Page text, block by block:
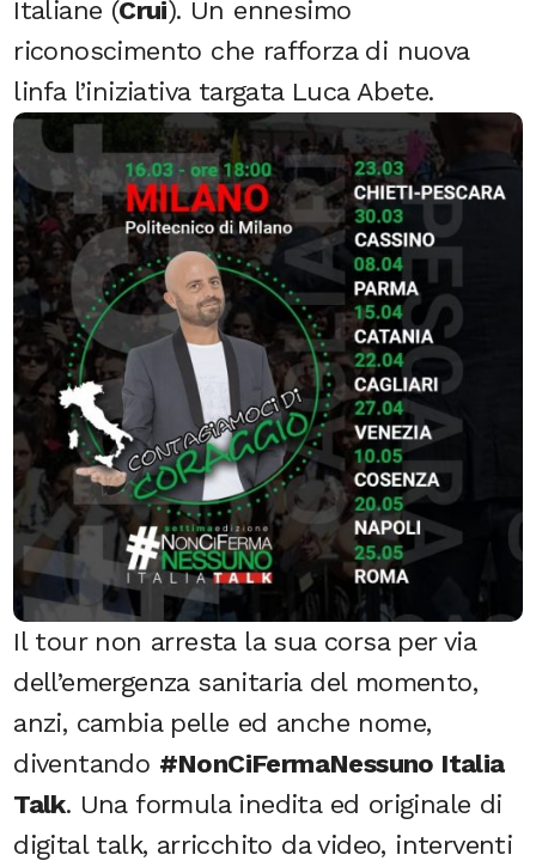
Italiane (Crui). Un ennesimo
riconoscimento che rafforza di nuova
linfa l’iniziativa targata Luca Abete.
Il tour non arresta la sua corsa per via
dell’emergenza sanitaria del momento,
anzi, cambia pelle ed anche nome,
diventando #NonCiFermaNessuno Italia
Talk. Una formula inedita ed originale di
digital talk, arricchito da video, interventi